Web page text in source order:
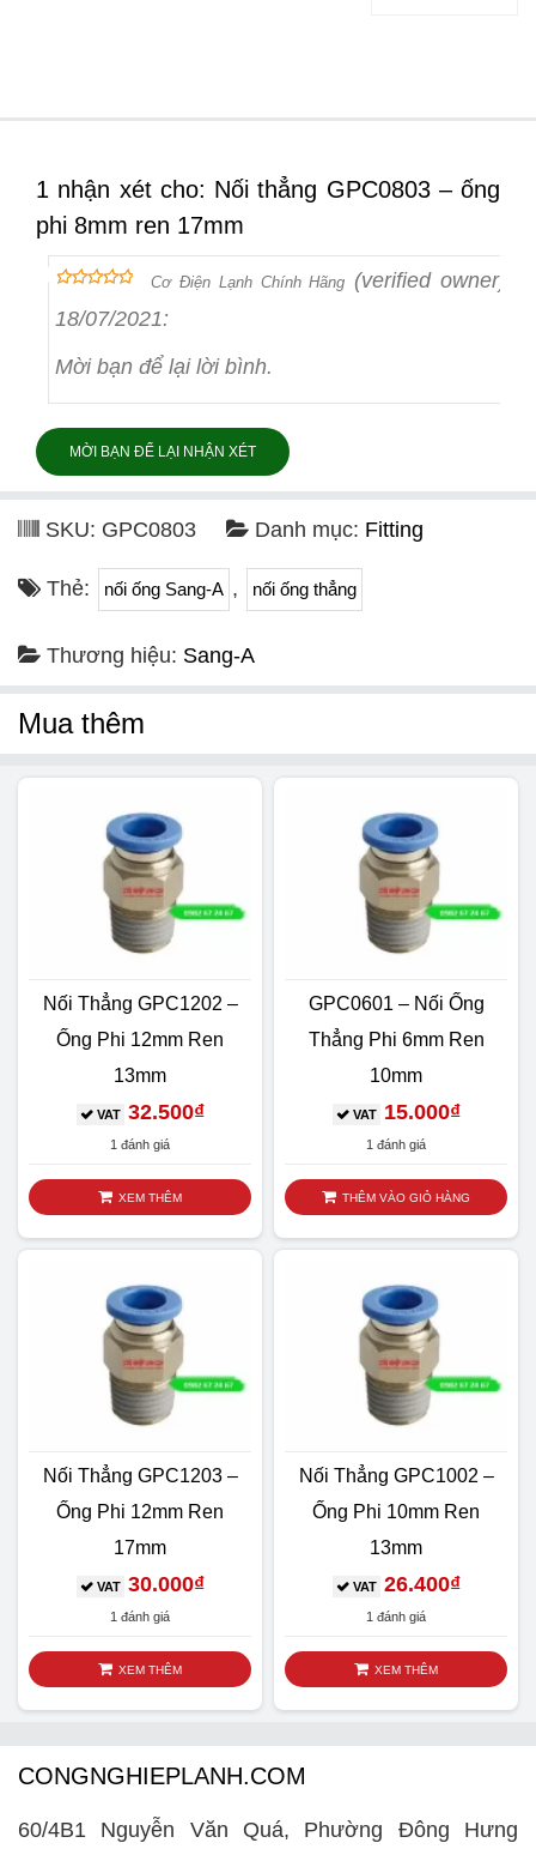
1 nhận xét cho: Nối thẳng GPC0803 – ống
phi 8mm ren 17mm
Cơ Điện Lạnh Chính Hãng (verified owner)
18/07/2021:
Mời bạn để lại lời bình.
MỜI BẠN ĐỂ LẠI NHẬN XÉT
SKU: GPC0803 Danh mục: Fitting
Thẻ: nối ống Sang-A , nối ống thẳng
Thương hiệu: Sang-A
Mua thêm
Nối Thẳng GPC1202 –
Ống Phi 12mm Ren
13mm
VAT 32.500₫
1 đánh giá
XEM THÊM
GPC0601 – Nối Ống
Thẳng Phi 6mm Ren
10mm
VAT 15.000₫
1 đánh giá
THÊM VÀO GIỎ HÀNG
Nối Thẳng GPC1203 –
Ống Phi 12mm Ren
17mm
VAT 30.000₫
1 đánh giá
XEM THÊM
Nối Thẳng GPC1002 –
Ống Phi 10mm Ren
13mm
VAT 26.400₫
1 đánh giá
XEM THÊM
CONGNGHIEPLANH.COM
60/4B1 Nguyễn Văn Quá, Phường Đông Hưng